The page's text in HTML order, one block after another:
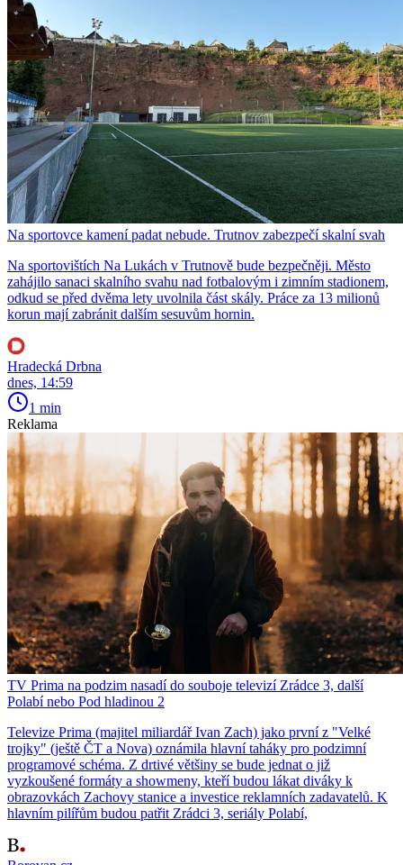
Na sportovce kamení padat nebude. Trutnov zabezpečí skalní svah
Na sportovištích Na Lukách v Trutnově bude bezpečněji. Město
zahájilo sanaci skalního svahu nad fotbalovým i zimním stadionem,
odkud se před dvěma lety uvolnila část skály. Práce za 13 milionů
korun mají zabránit dalším sesuvům hornin.
Hradecká Drbna
dnes, 14:59
1 min
Reklama
TV Prima na podzim nasadí do souboje televizí Zrádce 3, další
Polabí nebo Pod hladinou 2
Televize Prima (majitel miliardář Ivan Zach) jako první z "Velké
trojky" (ještě ČT a Nova) oznámila hlavní taháky pro podzimní
programové schéma. Z drtivé většiny se bude jednat o již
vyzkoušené formáty a showmeny, kteří budou lákat diváky k
obrazovkách Zachovy stanice a investice reklamních zadavatelů. K
hlavním pilířům budou patřit Zrádci 3, seriály Polabí,